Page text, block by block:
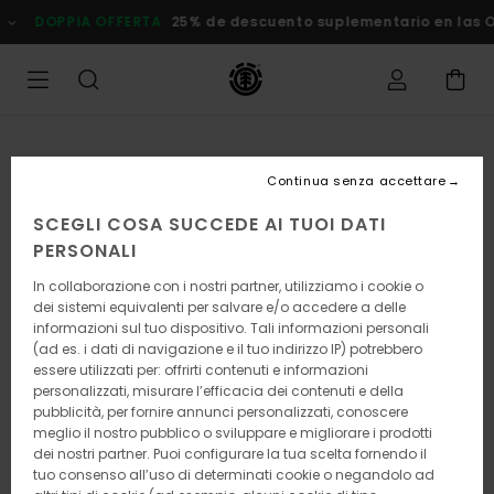
alle
informazioni
prodotto
DOPPIA OFFERTA 25% de descuento suplementario en
SCEGLI COSA SUCCEDE AI TUOI DATI
PERSONALI
In collaborazione con i nostri partner, utilizziamo i cookie o
dei sistemi equivalenti per salvare e/o accedere a delle
informazioni sul tuo dispositivo. Tali informazioni personali
(ad es. i dati di navigazione e il tuo indirizzo IP) potrebbero
essere utilizzati per: offrirti contenuti e informazioni
personalizzati, misurare l’efficacia dei contenuti e della
pubblicità, per fornire annunci personalizzati, conoscere
meglio il nostro pubblico o sviluppare e migliorare i prodotti
dei nostri partner. Puoi configurare la tua scelta fornendo il
tuo consenso all’uso di determinati cookie o negandolo ad
Continua senza accettare